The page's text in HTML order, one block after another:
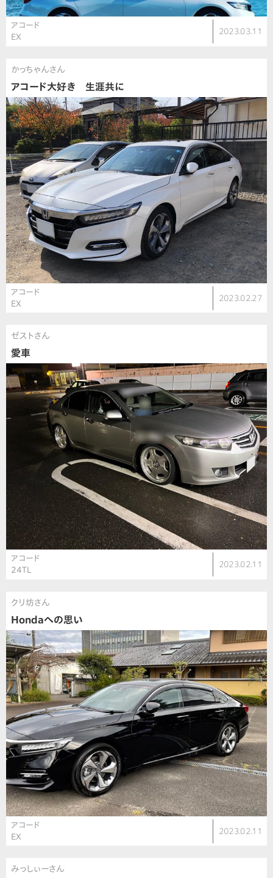
アコード
EX
2023.03.11
かっちゃんさん
アコード大好き 生涯共に
アコード
EX
2023.02.27
ゼストさん
愛車
アコード
24TL
2023.02.11
クリ坊さん
Hondaへの思い
アコード
EX
2023.02.11
みっしぃーさん